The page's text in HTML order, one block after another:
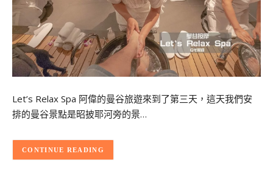
Let’s Relax Spa 阿偉的曼谷旅遊來到了第三天，這天我們安
排的曼谷景點是昭披耶河旁的景…
CONTINUE READING